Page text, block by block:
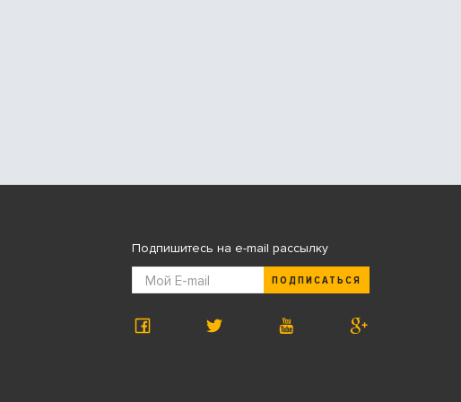
Подпишитесь на e-mail рассылку
ПОДПИСАТЬСЯ